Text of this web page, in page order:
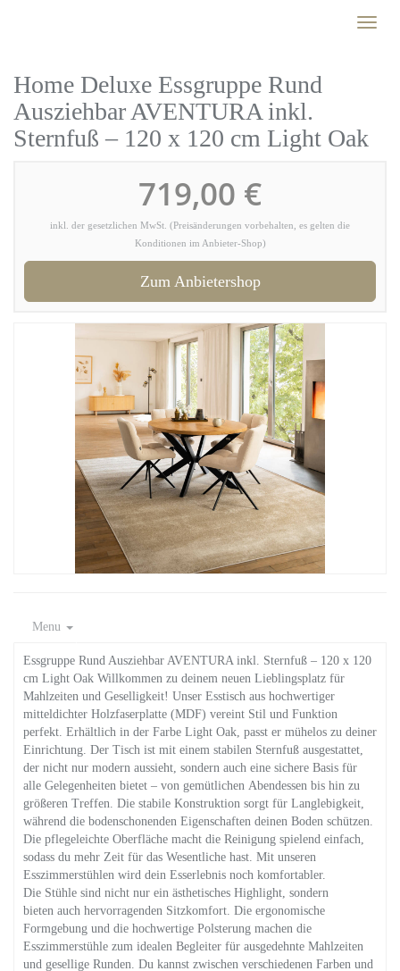
Toggle
Home Deluxe Essgruppe Rund
Ausziehbar AVENTURA inkl.
Sternfuß – 120 x 120 cm Light Oak
719,00 €
inkl. der gesetzlichen MwSt. (Preisänderungen vorbehalten, es gelten die
Konditionen im Anbieter-Shop)
Zum Anbietershop
Menu
Essgruppe Rund Ausziehbar AVENTURA inkl. Sternfuß – 120 x 120
cm Light Oak Willkommen zu deinem neuen Lieblingsplatz für
Mahlzeiten und Geselligkeit! Unser Esstisch aus hochwertiger
mitteldichter Holzfaserplatte (MDF) vereint Stil und Funktion
perfekt. Erhältlich in der Farbe Light Oak, passt er mühelos zu deiner
Einrichtung. Der Tisch ist mit einem stabilen Sternfuß ausgestattet,
der nicht nur modern aussieht, sondern auch eine sichere Basis für
alle Gelegenheiten bietet – von gemütlichen Abendessen bis hin zu
größeren Treffen. Die stabile Konstruktion sorgt für Langlebigkeit,
während die bodenschonenden Eigenschaften deinen Boden schützen.
Die pflegeleichte Oberfläche macht die Reinigung spielend einfach,
sodass du mehr Zeit für das Wesentliche hast. Mit unseren
Esszimmerstühlen wird dein Esserlebnis noch komfortabler.
Die Stühle sind nicht nur ein ästhetisches Highlight, sondern
bieten auch hervorragenden Sitzkomfort. Die ergonomische
Formgebung und die hochwertige Polsterung machen die
Esszimmerstühle zum idealen Begleiter für ausgedehnte Mahlzeiten
und gesellige Runden. Du kannst zwischen verschiedenen Farben und